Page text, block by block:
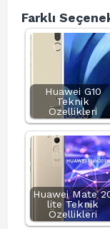
Farklı
Huawei G10
Teknik
Özellikleri
Huawei Mate
lite Teknik
Özellikleri